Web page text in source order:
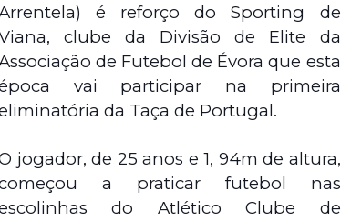
é reforço do Sporting de
clube da Divisão de Elite da
de Futebol de Évora que esta
vai participar na primeira
da Taça de Portugal.
jogador, de 25 anos e 1, 94m de altura,
a praticar futebol nas
do Atlético Clube de